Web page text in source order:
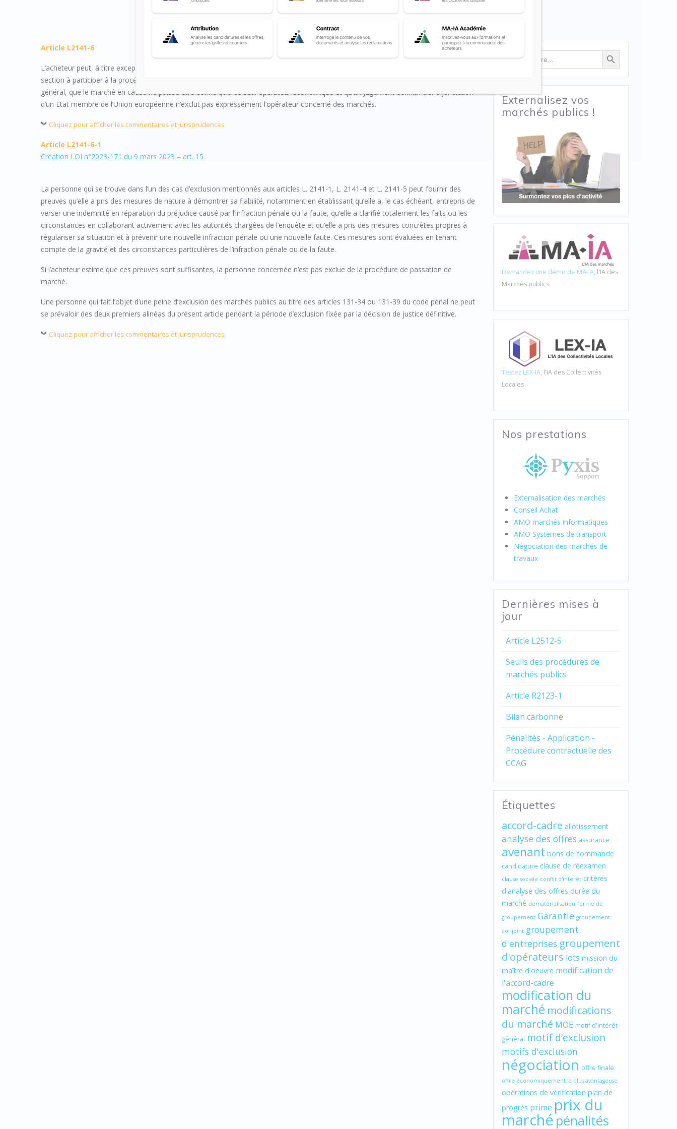
Article L2141-6
L’acheteur peut, à titre exceptionnel, autoriser un opérateur économique qui serait dans un cas d’exclusion prévu à la présente
section à participer à la procédure de passation d’un marché, à condition que cela soit justifié par des raisons impérieuses d’intérêt
général, que le marché en cause ne puisse être confié qu’à ce seul opérateur économique et qu’un jugement définitif d’une juridiction
d’un Etat membre de l’Union européenne n’exclut pas expressément l’opérateur concerné des marchés.
Cliquez pour afficher les commentaires et jurisprudences
Article L2141-6-1
Création LOI n°2023-171 du 9 mars 2023 – art. 15
La personne qui se trouve dans l’un des cas d’exclusion mentionnés aux articles L. 2141-1, L. 2141-4 et L. 2141-5 peut fournir des
preuves qu’elle a pris des mesures de nature à démontrer sa fiabilité, notamment en établissant qu’elle a, le cas échéant, entrepris de
verser une indemnité en réparation du préjudice causé par l’infraction pénale ou la faute, qu’elle a clarifié totalement les faits ou les
circonstances en collaborant activement avec les autorités chargées de l’enquête et qu’elle a pris des mesures concrètes propres à
régulariser sa situation et à prévenir une nouvelle infraction pénale ou une nouvelle faute. Ces mesures sont évaluées en tenant
compte de la gravité et des circonstances particulières de l’infraction pénale ou de la faute.
Si l’acheteur estime que ces preuves sont suffisantes, la personne concernée n’est pas exclue de la procédure de passation de
marché.
Une personne qui fait l’objet d’une peine d’exclusion des marchés publics au titre des articles 131-34 ou 131-39 du code pénal ne peut
se prévaloir des deux premiers alinéas du présent article pendant la période d’exclusion fixée par la décision de justice définitive.
Cliquez pour afficher les commentaires et jurisprudences
for:
Search Button
Externalisez vos
marchés publics !
Demandez une démo de MA-IA, l'IA des
Marchés publics
Testez LEX-IA, l'IA des Collectivités
Locales
Nos prestations
Externalisation des marchés
Conseil Achat
AMO marchés informatiques
AMO Systèmes de transport
Négociation des marchés de
travaux
Dernières mises à
jour
Article L2512-5
Seuils des procédures de
marchés publics
Article R2123-1
Bilan carbonne
Pénalités - Application -
Procédure contractuelle des
CCAG
Étiquettes
accord-cadre allotissement
analyse des offres assurance
avenant bons de commande
candidature clause de réexamen
clause sociale conflit d'intérêt critères
d'analyse des offres durée du
marché dématérialisation forme de
groupement Garantie groupement
conjoint groupement
d'entreprises groupement
d'opérateurs lots mission du
maître d'oeuvre modification de
l'accord-cadre
modification du
marché modifications
du marché MOE motif d'intérêt
général motif d’exclusion
motifs d'exclusion
négociation offre finale
offre économiquement la plus avantageuse
opérations de vérification plan de
progres prime prix du
marché pénalités